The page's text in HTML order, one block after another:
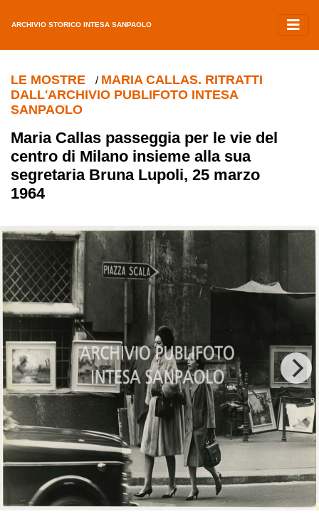
ARCHIVIO STORICO INTESA SANPAOLO
LE MOSTRE / MARIA CALLAS. RITRATTI
DALL'ARCHIVIO PUBLIFOTO INTESA
SANPAOLO
Maria Callas passeggia per le vie del
centro di Milano insieme alla sua
segretaria Bruna Lupoli, 25 marzo
1964